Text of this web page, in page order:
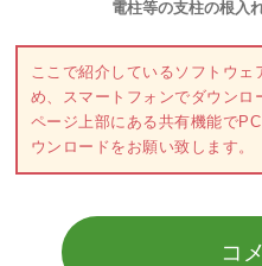
電柱等の支柱の根入
ここで紹介しているソフトウ
め、スマートフォンでダウンロ
ページ上部にある共有機能で
ウンロードをお願い致します。
コ